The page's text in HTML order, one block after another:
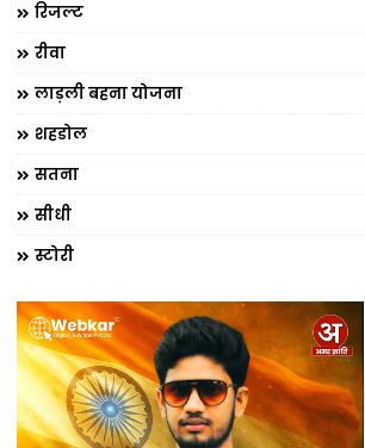
रिजल्ट
रीवा
लाड़ली बहना योजना
शहडोल
सतना
सीधी
स्टोरी